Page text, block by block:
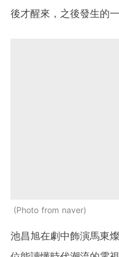
後才醒來，之後發生的
Photo from naver
池昌旭在劇中飾演馬東